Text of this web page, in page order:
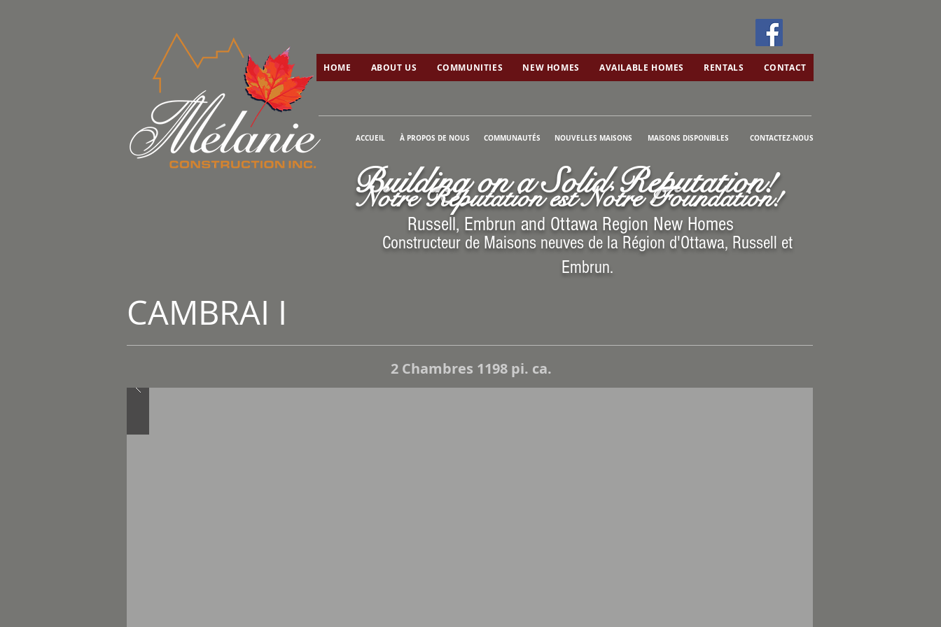
HOME ABOUT US COMMUNITIES CONTACT
AVAILABLE HOMES
Building on a Solid Reputation!
HOME ABOUT US COMMUNITIES NEW HOMES AVAILABLE HOMES RENTALS CONTACT
Russell, Embrun and Ottawa Region New Homes
ACCUEIL À PROPOS DE NOUS COMMUNAUTÉS NOUVELLES MAISONS MAISONS DISPONIBLES CONTACTEZ-NOUS
Notre Réputation est Notre Foundation!
Constructeur de Maisons neuves de la Région d'Ottawa, Russell et
Embrun.
CAMBRAI I
2 Chambres 1198 pi. ca.